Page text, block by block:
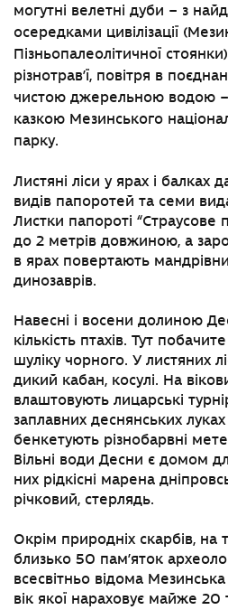
могутні велетні дуби – з
осередками цивілізації
Пізньопалеолітичної
різнотрав’ї, повітря в
чистою джерельною водою –
казкою Мезинського
парку.
Листяні ліси у ярах і балках
видів папоротей та семи
Листки папороті “Страусове
до 2 метрів довжиною, а
в ярах повертають
динозаврів.
Навесні і восени долиною
кількість птахів. Тут
шуліку чорного. У листяних
дикий кабан, косулі. На
влаштовують лицарські
заплавних деснянських луках
бенкетують різнобарвні
Вільні води Десни є домом
них рідкісні марена
річковий, стерлядь.
Окрім природніх скарбів, на
близько 50 пам’яток
всесвітньо відома
вік якої нараховує майже 20